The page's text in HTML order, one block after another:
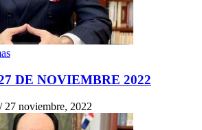
DE NOVIEMBRE 2022
/ 27 noviembre, 2022